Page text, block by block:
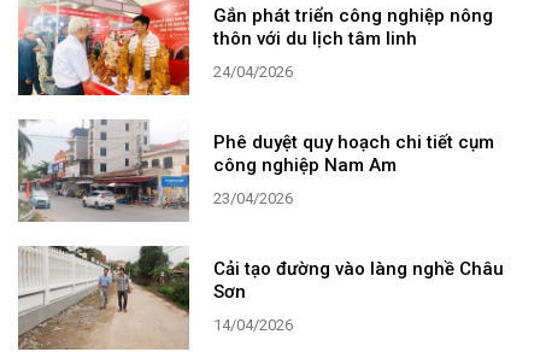
Gắn phát triển công nghiệp nông
thôn với du lịch tâm linh
24/04/2026
Phê duyệt quy hoạch chi tiết cụm
công nghiệp Nam Am
23/04/2026
Cải tạo đường vào làng nghề Châu
Sơn
14/04/2026